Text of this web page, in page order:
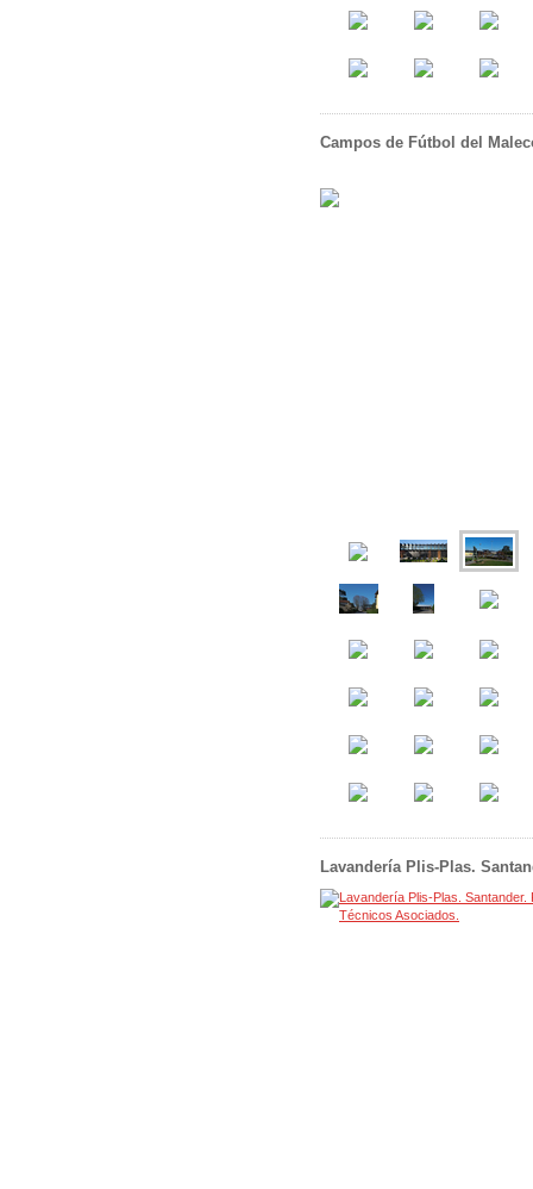
Campos de Fútbol del
Lavandería Plis-Plas.